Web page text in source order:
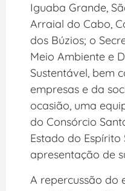
Iguaba Grande,
Arraial do Cabo,
dos Búzios; o
Meio Ambiente e
Sustentável, bem
empresas e da
ocasião, uma
do Consórcio
Estado do Espírito
apresentação de
A repercussão do